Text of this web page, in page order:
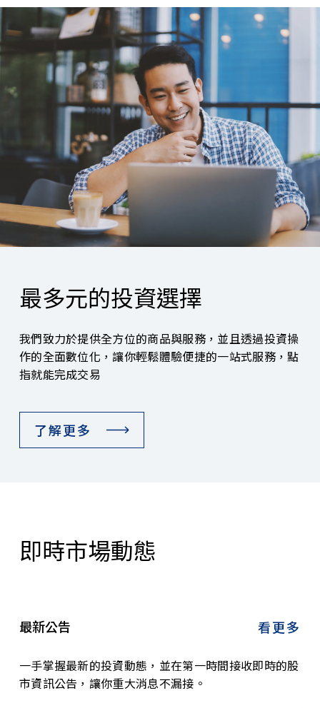
最多元的投資選擇
我們致力於提供全方位的商品與服務，並且透過投資操
作的全面數位化，讓你輕鬆體驗便捷的一站式服務，點
指就能完成交易
了解更多
即時市場動態
最新公告 看更多
一手掌握最新的投資動態，並在第一時間接收即時的股
市資訊公告，讓你重大消息不漏接。